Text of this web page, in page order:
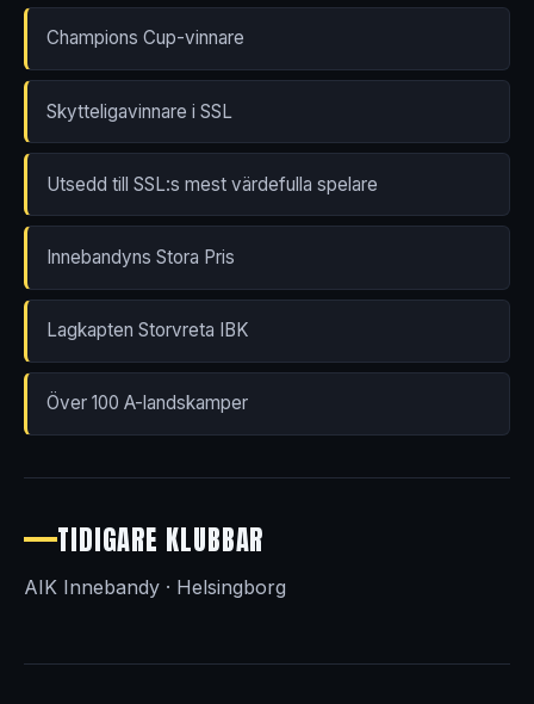
Champions Cup-vinnare
Skytteligavinnare i SSL
Utsedd till SSL:s mest värdefulla spelare
Innebandyns Stora Pris
Lagkapten Storvreta IBK
Över 100 A-landskamper
TIDIGARE KLUBBAR
AIK Innebandy · Helsingborg